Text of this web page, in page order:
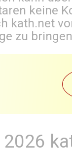
keine
kath.net
zu